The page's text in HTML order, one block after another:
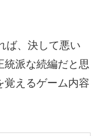
ば、決して悪い
統派な続編だと思
覚えるゲーム内容